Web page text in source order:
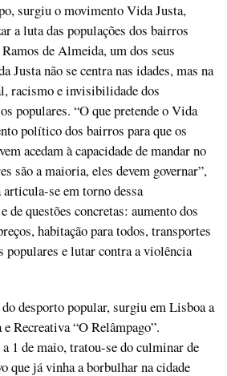
surgiu o movimento Vida Justa,
a luta das populações dos bairros
de Almeida, um dos seus
Justa não se centra nas idades, mas na
racismo e invisibilidade dos
populares. “O que pretende o Vida
político dos bairros para que os
acedam à capacidade de mandar no
são a maioria, eles devem governar”,
se em torno dessa
de questões concretas: aumento dos
habitação para todos, transportes
e lutar contra a violência
do desporto popular, surgiu em Lisboa a
Recreativa “O Relâmpago”.
1 de maio, tratou-se do culminar de
que já vinha a borbulhar na cidade